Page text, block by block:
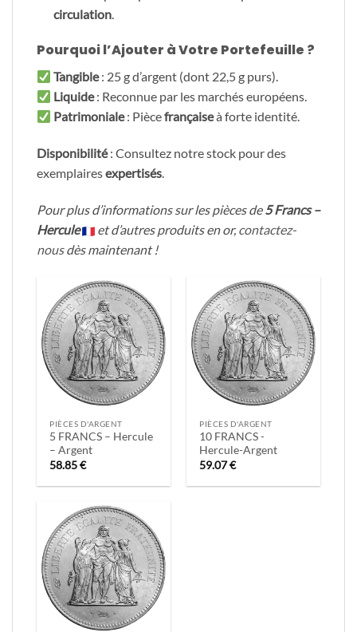
circulation.
Pourquoi l’Ajouter à Votre Portefeuille ?
Tangible: 25 g d’argent (dont 22,5 g purs).
Liquide: Reconnue par les marchés européens.
Patrimoniale: Piècefrançaiseà forte identité.
Disponibilité: Consultez notre stock pour des
exemplairesexpertisés.
Pour plus d’informations sur les pièces de5 Francs –
Hercule
et d’autres produits en or, contactez-
nousdès maintenant !
PIÈCES D'ARGENT
5 FRANCS – Hercule
– Argent
58.85€
PIÈCES D'ARGENT
10 FRANCS -
Hercule-Argent
59.07€